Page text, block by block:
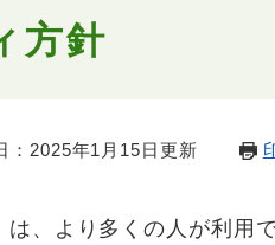
方針
：2025年1月15日更新
、より多くの人が利用